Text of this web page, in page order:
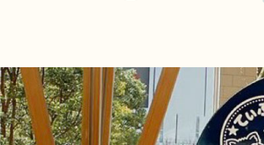
てぃふぁちょ？ メ